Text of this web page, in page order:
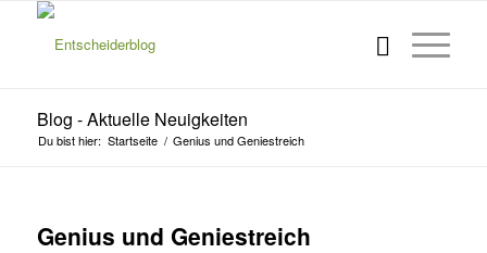
Blog - Aktuelle Neuigkeiten
Du bist hier: Startseite / Genius und Geniestreich
Genius und Geniestreich